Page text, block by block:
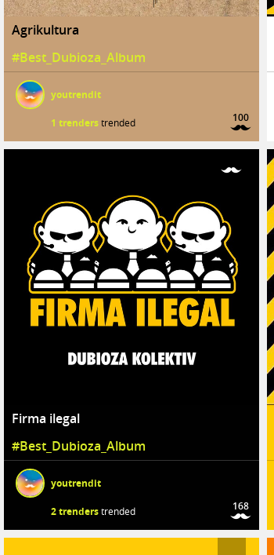
Agrikultura
#Best_Dubioza_Album
youtrendit
1 trenderstrended 100
Firma ilegal
#Best_Dubioza_Album
youtrendit
2 trenderstrended 168